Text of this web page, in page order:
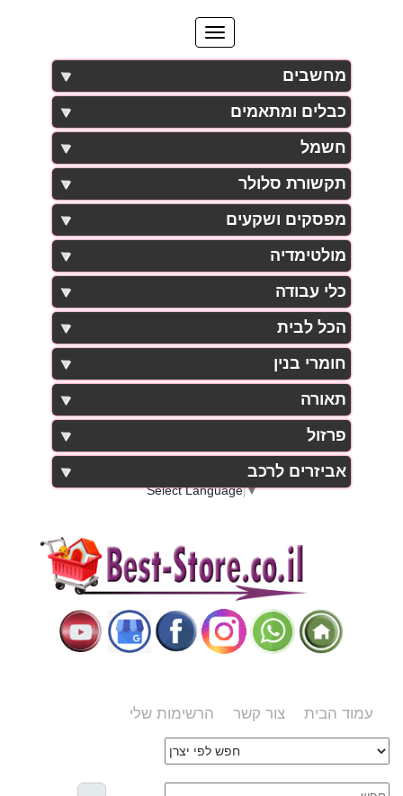
מחשבים
כבלים ומתאמים
חשמל
תקשורת סלולר
מפסקים ושקעים
מולטימדיה
כלי עבודה
הכל לבית
חומרי בנין
תאורה
פרזול
אביזרים לרכב
Select Language▼
הרשימות שלי עמוד הבית צור קשר